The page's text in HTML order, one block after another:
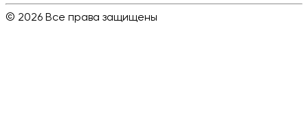
© 2026 Все права защищены